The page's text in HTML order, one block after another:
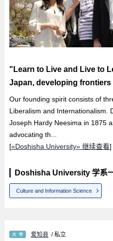
"Learn to Live and Live to
Japan, developing
Our founding spirit consists of
Liberalism and Internationalism.
Joseph Hardy Neesima in 1875
advocating th...
[«Doshisha University» 继续查看]
Doshisha University 学系
Culture and Information Science
爱知县 / 私立